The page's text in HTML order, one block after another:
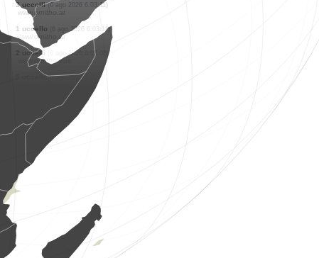
1 uccello (6 ago 2026 6:03:30)
www.ornitho.de
1 uccello (6 ago 2026 6:03:30)
www.ornitho.de
2 uccelli (6 ago 2026 6:03:29)
www.faune-france.org
1 uccello (6 ago 2026 6:03:29)
(6 ago 2026 6:03:29)
www.ornitho.de
1 uccello (6 ago 2026 6:03:28)
www.ornitho.pl
6 uccelli
www.ornitho.de
1 uccello
dabasdati.ornitho.lv
1 uccello (6 ago 2026 6:03:11)
2 uccelli (6 ago 2026 6:03:08)
www.ornitho.eus